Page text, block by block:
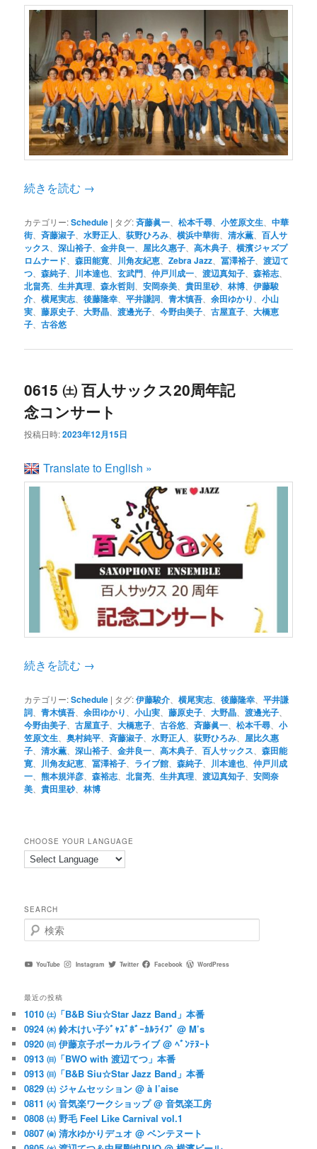
続きを読む →
カテゴリー:Schedule | タグ:斉藤眞一 、松本千尋 、小笠原文生 、中華
街 、斉藤淑子 、水野正人 、荻野ひろみ 、横浜中華街 、清水薫 、百人サ
ックス 、深山裕子 、金井良一 屋比久惠子 、高木典子 、横濱ジャズプ
ロムナード 、森田能寛 川角友紀恵 、Zebra Jazz 、冨澤裕子 、渡辺て
つ 、森純子 川本達也、玄武門 、仲戸川成一 、渡辺真知子 、森裕志
北畠亮 、生井真理 、森永哲則 、安岡奈美 、貴田里砂、林博 、伊藤駿
介 、横尾実志 、後藤隆幸 、平井謙詞 、青木慎吾 、余田ゆかり 、小山
実 、藤原史子 、大野晶 、渡邊光子 、今野由美子 、古屋直子 、大橋恵
子 、古谷悠
0615 ㈯ 百人サックス20周年記
念コンサート
投稿日時:2023年12月15日
Translate to English »
続きを読む →
カテゴリー:Schedule | タグ:伊藤駿介 、横尾実志 、後藤隆幸 、平井謙
詞 、青木慎吾 、余田ゆかり 、小山実 、藤原史子 、大野晶 、渡邊光子
今野由美子 、古屋直子 、大橋恵子 、古谷悠 、斉藤眞一 、松本千尋 、小
笠原文生 、奥村純平 、斉藤淑子 、水野正人 、荻野ひろみ
屋比久惠
子 、清水薫 、深山裕子 、金井良一 、高木典子 、百人サックス 、森田能
寛
川角友紀恵 、冨澤裕子 ライブ館 、森純子 川本達也、仲戸川成
一 、熊本規洋彦 、森裕志 、北畠亮 、生井真理 、渡辺真知子 、安岡奈
美 、貴田里砂、林博
CHOOSE YOUR LANGUAGE
SEARCH
検
索
YouTube Instagram Twitter Facebook WordPress
最近の投稿
1010 ㈯「B&B Siu☆Star Jazz Band」本番
0924 ㈭ 鈴木けい子ｼﾞｬｽﾞﾎﾞｰｶﾙﾗｲﾌﾞ @ M’s
0920 ㈰ 伊藤京子ボーカルライブ @ ﾍﾞﾝﾃﾇｰﾄ
0913 ㈰「BWO with 渡辺てつ」本番
0913 ㈰「B&B Siu☆Star Jazz Band」本番
0829 ㈯ ジャムセッション @ à l’aise
0811 ㈫ 音気楽ワークショップ @ 音気楽工房
0808 ㈯ 野毛 Feel Like Carnival vol.1
0807 ㈮ 清水ゆかりデュオ @ ベンテヌート